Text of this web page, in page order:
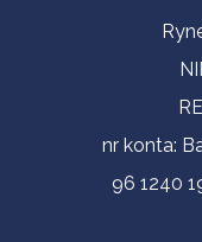
Informacje
nr konta:
96 1240